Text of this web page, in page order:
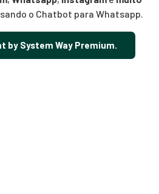
o Chatbot para Whatsapp.
by System Way Premium.